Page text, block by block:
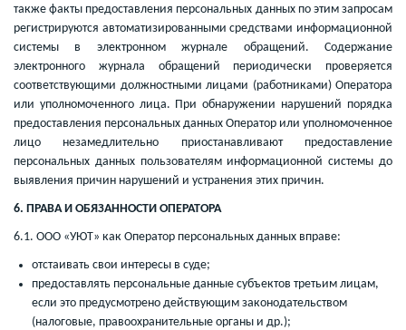
также факты предоставления персональных данных по этим запросам
регистрируются автоматизированными средствами информационной
системы в электронном журнале обращений. Содержание
электронного журнала обращений периодически проверяется
соответствующими должностными лицами (работниками) Оператора
или уполномоченного лица. При обнаружении нарушений порядка
предоставления персональных данных Оператор или уполномоченное
лицо незамедлительно приостанавливают предоставление
персональных данных пользователям информационной системы до
выявления причин нарушений и устранения этих причин.
6. ПРАВА И ОБЯЗАННОСТИ ОПЕРАТОРА
6.1. ООО «УЮТ» как Оператор персональных данных вправе:
отстаивать свои интересы в суде;
предоставлять персональные данные субъектов третьим лицам,
если это предусмотрено действующим законодательством
(налоговые, правоохранительные органы и др.);